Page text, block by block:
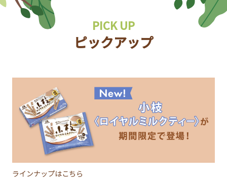
PICK UP
ピックアップ
ラインナップはこちら